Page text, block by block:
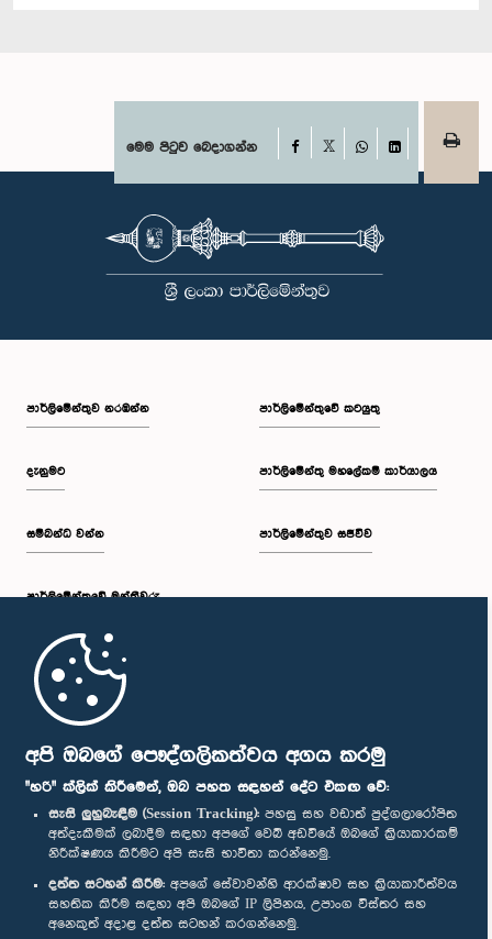
අපි ඔබගේ පෞද්ගලිකත්වය අගය කරමු
"හරි" ක්ලික් කිරීමෙන්, ඔබ පහත සඳහන් දේට එකඟ වේ:
සැසි ලුහුබැඳීම (Session Tracking): පහසු සහ වඩාත් පුද්ගලාරෝපිත
අත්දැකීමක් ලබාදීම සඳහා අපගේ වෙබ් අඩවියේ ඔබගේ ක්‍රියාකාරකම්
නිරීක්ෂණය කිරීමට අපි සැසි භාවිතා කරන්නෙමු.
දත්ත සටහන් කිරීම: අපගේ සේවාවන්හි ආරක්ෂාව සහ ක්‍රියාකාරීත්වය
සහතික කිරීම සඳහා අපි ඔබගේ IP ලිපිනය, උපාංග විස්තර සහ
අනෙකුත් අදාළ දත්ත සටහන් කරගන්නෙමු.
මෙම පිටුව බෙදාගන්න Facebook
WhatsAppLinkedIn
පාර්ලි‌මේන්තුව නරඹන්න
දැනුමට
සම්බන්ධ වන්න
පාර්ලි‌මේන්තුවේ මන්ත්‍රීවරු
මුල් පිටුව
පාර්ලිමේන්තුවේ කටයුතු
පාර්ලිමේන්තු මහලේකම් කාර්යාලය
පාර්ලිමේන්තුව සජීවීව
පාර්ලිමේන්තු ජංගම යෙදුම
අප හා සම්බන්ධ වී සිටින්න :